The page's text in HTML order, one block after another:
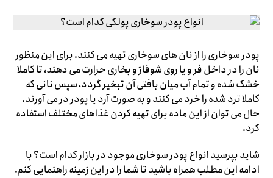
پودر سوخاری را از نان های سوخاری تهیه می کنند. برای این منظور
نان را در داخل فر و یا روی شوفاژ و بخاری حرارت می دهند، تا کاملا
خشک شده و تمام آب میان بافتی آن تبخیر گردد، سپس نانی که
کاملا ترد شده را خرد می کنند و به صورت آرد یا پودر در می آورند.
حال می توان از این ماده برای تهیه کردن غذاهای مختلف استفاده
کرد.
شاید بپرسید انواع پودر سوخاری موجود در بازار کدام است؟ با
ادامه این مطلب همراه باشید تا شما را در این زمینه راهنمایی کنم.